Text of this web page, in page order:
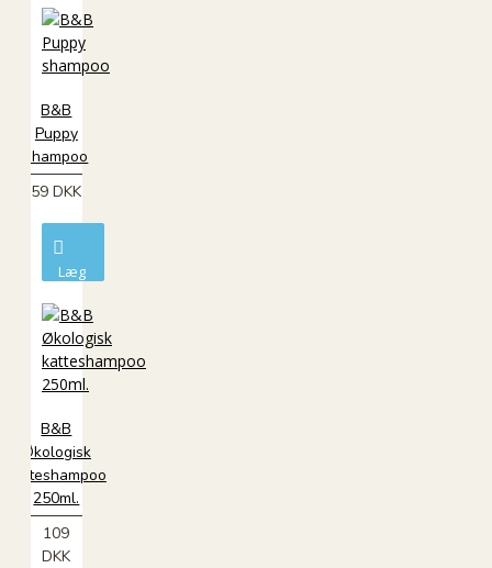
kurv
B&B
Puppy
shampoo
59 DKK
Læg
kurv
B&B
Økologisk
katteshampoo
250ml.
109
DKK